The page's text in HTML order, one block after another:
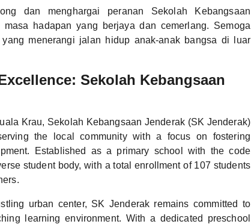
dan menghargai peranan Sekolah Kebangsaan
hadapan yang berjaya dan cemerlang. Semoga
menerangi jalan hidup anak-anak bangsa di luar
Sekolah Kebangsaan
Krau, Sekolah Kebangsaan Jenderak (SK Jenderak)
the local community with a focus on fostering
Established as a primary school with the code
student body, with a total enrollment of 107 students
urban center, SK Jenderak remains committed to
learning environment. With a dedicated preschool